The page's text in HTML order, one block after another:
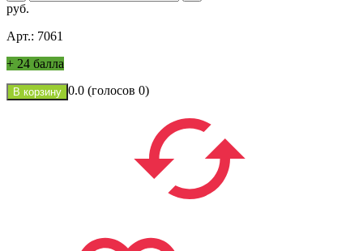
руб.
Арт.: 7061
+ 24 балла
0.0 (голосов 0)